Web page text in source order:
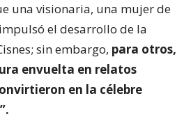
una visionaria, una mujer de
el desarrollo de la
sin embargo, para otros,
envuelta en relatos
en la célebre